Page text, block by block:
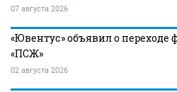
07 августа 2026
«Ювентус» объявил о переходе
«ПСЖ»
02 августа 2026